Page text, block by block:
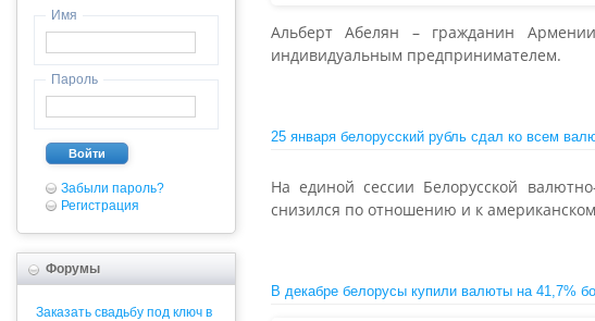
Имя
Пароль
Войти
Забыли пароль?
Регистрация
Форумы
Заказать свадьбу под ключ в
Альберт Абелян – гражданин
индивидуальным предпринимателем.
25 января белорусский рубль сдал ко всем
На единой сессии Белорусской
снизился по отношению и к
В декабре белорусы купили валюты на 41,7%